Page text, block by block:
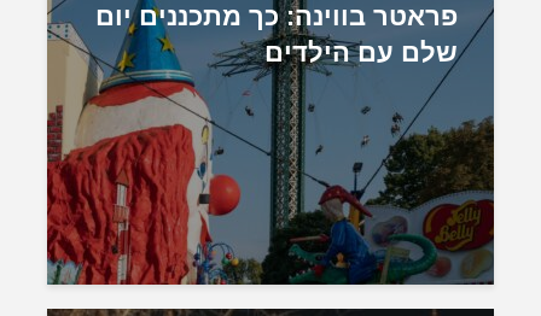
פראטר בווינה: כך מתכננים יום
שלם עם הילדים